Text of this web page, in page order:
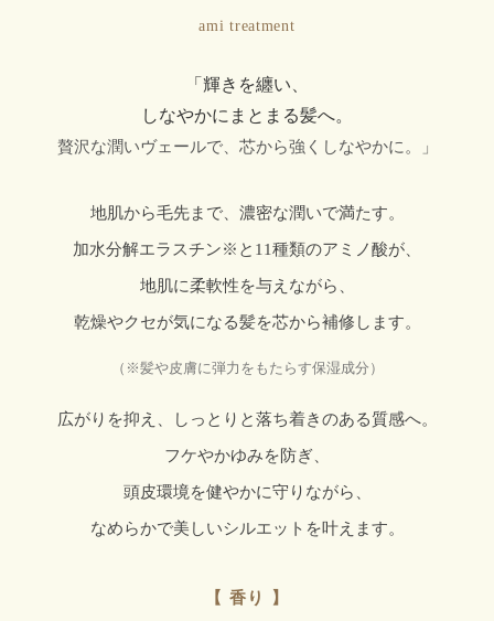
ami treatment
「輝きを纏い、
しなやかにまとまる髪へ。
贅沢な潤いヴェールで、芯から強くしなやかに。」
地肌から毛先まで、濃密な潤いで満たす。
加水分解エラスチン※と11種類のアミノ酸が、
地肌に柔軟性を与えながら、
乾燥やクセが気になる髪を芯から補修します。
（※髪や皮膚に弾力をもたらす保湿成分）
広がりを抑え、しっとりと落ち着きのある質感へ。
フケやかゆみを防ぎ、
頭皮環境を健やかに守りながら、
なめらかで美しいシルエットを叶えます。
【 香り 】